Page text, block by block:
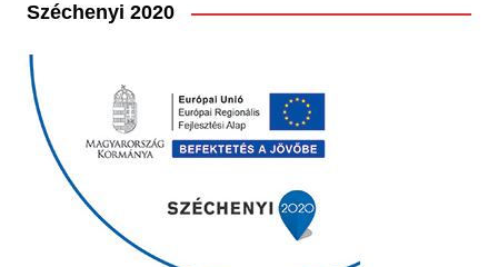
Széchenyi 2020